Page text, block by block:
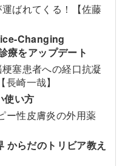
ばれてくる！【佐藤
Changing
をアップデート
塞患者への経口抗凝
崎一哉】
使い方
ー性皮膚炎の外用薬
からだのトリビア教え